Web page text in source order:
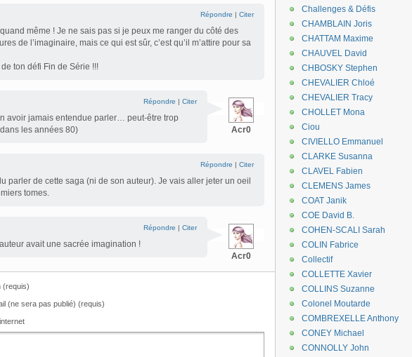
Répondre | Citer
même ! Je ne sais pas si je peux me ranger du côté des
de l’imaginaire, mais ce qui est sûr, c’est qu’il m’attire pour sa
ton défi Fin de Série !!!
Acr0
Répondre | Citer
avoir jamais entendue parler… peut-être trop
les années 80)
Répondre | Citer
parler de cette saga (ni de son auteur). Je vais aller jeter un oeil
tomes.
Acr0
Répondre | Citer
avait une sacrée imagination !
(requis)
(ne sera pas publié) (requis)
Challenges & Défis
CHAMBLAIN Joris
CHATTAM Maxime
CHAUVEL David
CHBOSKY Stephen
CHEVALIER Chloé
CHEVALIER Tracy
CHOLLET Mona
Ciou
CIVIELLO Emmanuel
CLARKE Susanna
CLAVEL Fabien
CLEMENS James
COAT Janik
COE David B.
COHEN-SCALI Sarah
COLIN Fabrice
Collectif
COLLETTE Xavier
COLLINS Suzanne
Colonel Moutarde
COMBREXELLE Anthony
CONEY Michael
CONNOLLY John